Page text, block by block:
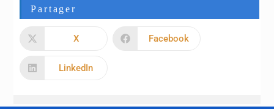
Partager
X Facebook
LinkedIn